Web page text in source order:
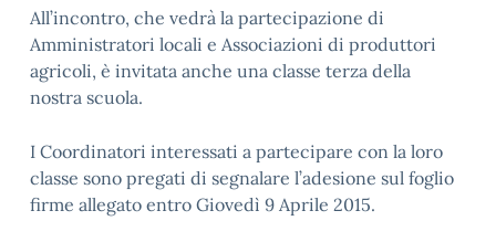
All’incontro, che vedrà la partecipazione di
Amministratori locali e Associazioni di produttori
agricoli, è invitata anche una classe terza della
nostra scuola.
I Coordinatori interessati a partecipare con la loro
classe sono pregati di segnalare l’adesione sul foglio
firme allegato entro Giovedì 9 Aprile 2015.